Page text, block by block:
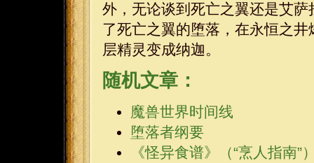
外，无论谈到死亡之翼还是艾
了死亡之翼的堕落，在永恒之
层精灵变成纳迦。
随机文章：
魔兽世界时间线
堕落者纲要
《怪异食谱》（“烹人指南”